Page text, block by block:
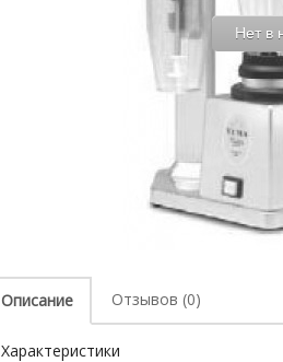
Нет в
Описание Отзывов (0)
Характеристики